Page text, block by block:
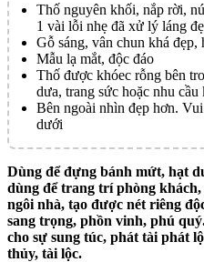
Thố nguyên khối, nắp rời,
1 vài lỗi nhẹ đã xử lý láng
Gỗ sáng, vân chun khá đẹp,
Mẫu lạ mắt, độc đáo
Thố được khóec rỗng bên
dưa, trang sức hoặc nhu cầu
Bên ngoài nhìn đẹp hơn.
dưới
Dùng để đựng bánh mứt, hạt
dùng để trang trí phòng
ngôi nhà, tạo được nét riêng
sang trọng, phồn vinh, phú
cho sự sung túc, phát tài phát
thủy, tài lộc.